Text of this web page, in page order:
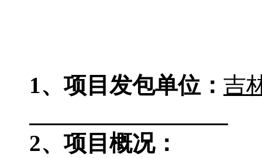
1、项目发包单位： 吉
2、项目概况：